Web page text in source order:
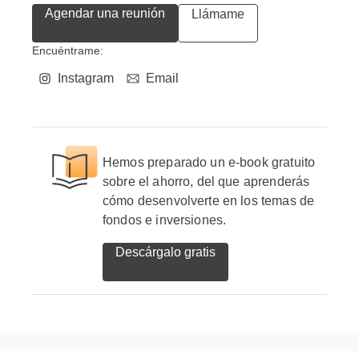
Agendar una reunión Llámame
Encuéntrame:
Instagram Email
Hemos preparado un e-book gratuito
sobre el ahorro, del que aprenderás
cómo desenvolverte en los temas de
fondos e inversiones.
Descárgalo gratis